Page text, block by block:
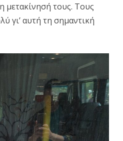
το
σχολικό
από
την
εταιρεία
«3G
Digital
μετακίνησή τους. Τους
γι’ αυτή τη σημαντική